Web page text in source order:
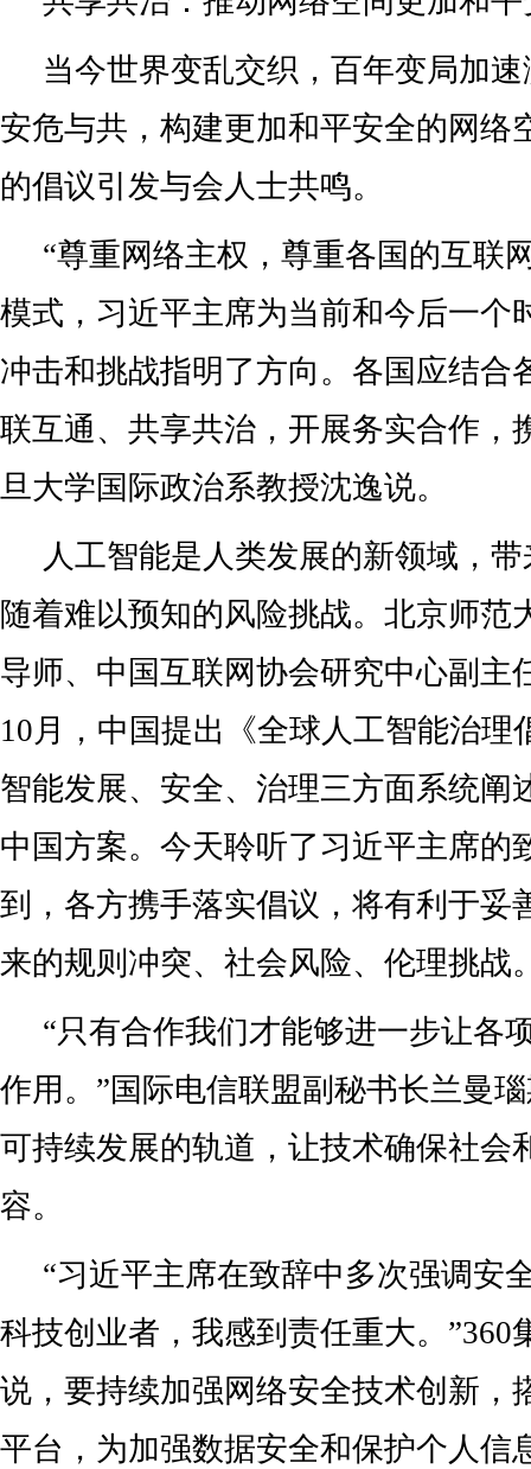
当今世界变乱交织，百年变局加
安危与共，构建更加和平安全的网络
的倡议引发与会人士共鸣。
“尊重网络主权，尊重各国的互联
模式，习近平主席为当前和今后一个
冲击和挑战指明了方向。各国应结合
联互通、共享共治，开展务实合作，
旦大学国际政治系教授沈逸说。
人工智能是人类发展的新领域，
随着难以预知的风险挑战。北京师范
导师、中国互联网协会研究中心副主
10月，中国提出《全球人工智能治理
智能发展、安全、治理三方面系统阐
中国方案。今天聆听了习近平主席的
到，各方携手落实倡议，将有利于妥
来的规则冲突、社会风险、伦理挑战
“只有合作我们才能够进一步让各
作用。”国际电信联盟副秘书长兰曼
可持续发展的轨道，让技术确保社会
容。
“习近平主席在致辞中多次强调安
科技创业者，我感到责任重大。”360
说，要持续加强网络安全技术创新，
平台，为加强数据安全和保护个人信